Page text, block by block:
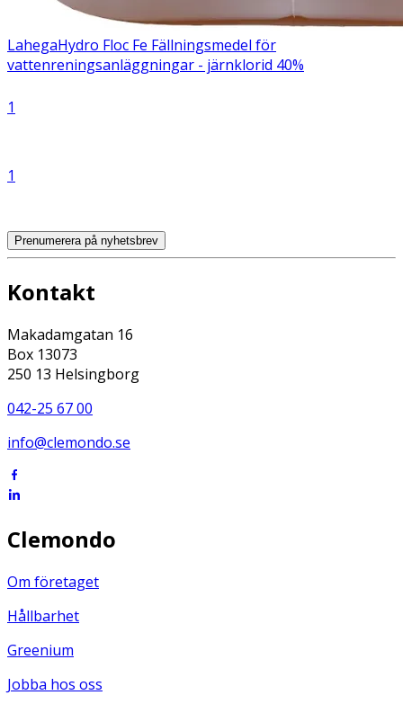
LahegaHydro Floc Fe Fällningsmedel för
vattenreningsanläggningar - järnklorid 40%
1
1
Prenumerera på nyhetsbrev
Kontakt
Makadamgatan 16
Box 13073
250 13 Helsingborg
042-25 67 00
info@clemondo.se
Clemondo
Om företaget
Hållbarhet
Greenium
Jobba hos oss